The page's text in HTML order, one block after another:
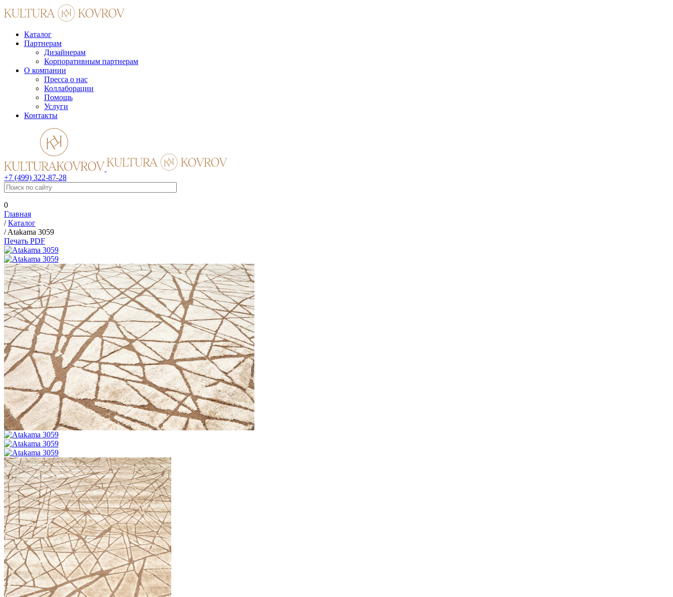
Каталог
Партнерам
Дизайнерам
Корпоративным партнерам
О компании
Пресса о нас
Коллаборации
Помощь
Услуги
Контакты
+7 (499) 322-87-28
0
Главная
/Каталог
/Atakama 3059
Печать PDF